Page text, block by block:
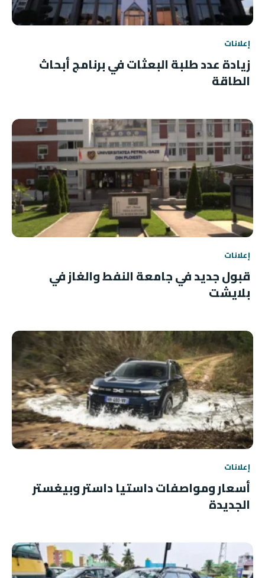
إعلانات
زيادة عدد طلبة البعثات في برنامج أبحاث
الطاقة
إعلانات
قبول جديد في جامعة النفط والغاز في
بلايشت
إعلانات
أسعار ومواصفات داستيا داستر وبيغستر
الجديدة